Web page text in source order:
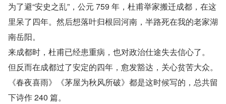
为了避“安史之乱”，公元 759 年，杜甫举家搬迁成都，在这
里呆了四年。然后想落叶归根回河南，半路死在我的老家湖
南岳阳。
来成都时，杜甫已经患重病，也对政治仕途失去信心了。
但反而在成都过了安定的四年，愈发豁达，关心贫苦大众。
《春夜喜雨》《茅屋为秋风所破》都是这时候写的，总共留
下诗作 240 篇。